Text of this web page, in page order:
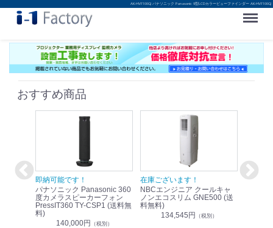
AK-HVF100GJ パナソニック Panasonic 9型LCDカラービューファインダー AK-HVF100GJ
Menu
おすすめ商品
即納可能です！
パナソニック Panasonic 360
度カメラスピーカーフォン
PressIT360 TY-CSP1 (送料無
料)
140,000円 （税別）
在庫ございます！
NBCエンジニア クールキャ
ノンエコスリム GNE500 (送
料無料)
134,545円 （税別）
即納可